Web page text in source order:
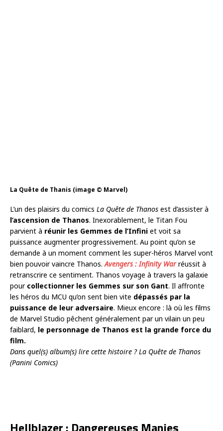
La Quête de Thanis (image © Marvel)
L’un des plaisirs du comics La Quête de Thanos est d’assister à
l’ascension de Thanos. Inexorablement, le Titan Fou
parvient à réunir les Gemmes de l’Infini et voit sa
puissance augmenter progressivement. Au point qu’on se
demande à un moment comment les super-héros Marvel vont
bien pouvoir vaincre Thanos.Avengers : Infinity Warréussit à
retranscrire ce sentiment. Thanos voyage à travers la galaxie
pour collectionner les Gemmes sur son Gant. Il affronte
les héros du MCU qu’on sent bien vite dépassés par la
puissance de leur adversaire. Mieux encore : là où les films
de Marvel Studio pêchent généralement par un vilain un peu
faiblard, le personnage de Thanos est la grande force du
film.
Dans quel(s) album(s) lire cette histoire ? La Quête de Thanos
(Panini Comics)